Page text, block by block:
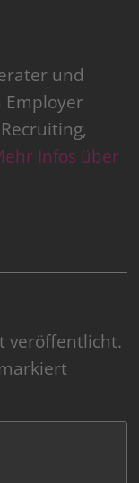
und
Employer
Infos über
veröffentlicht.